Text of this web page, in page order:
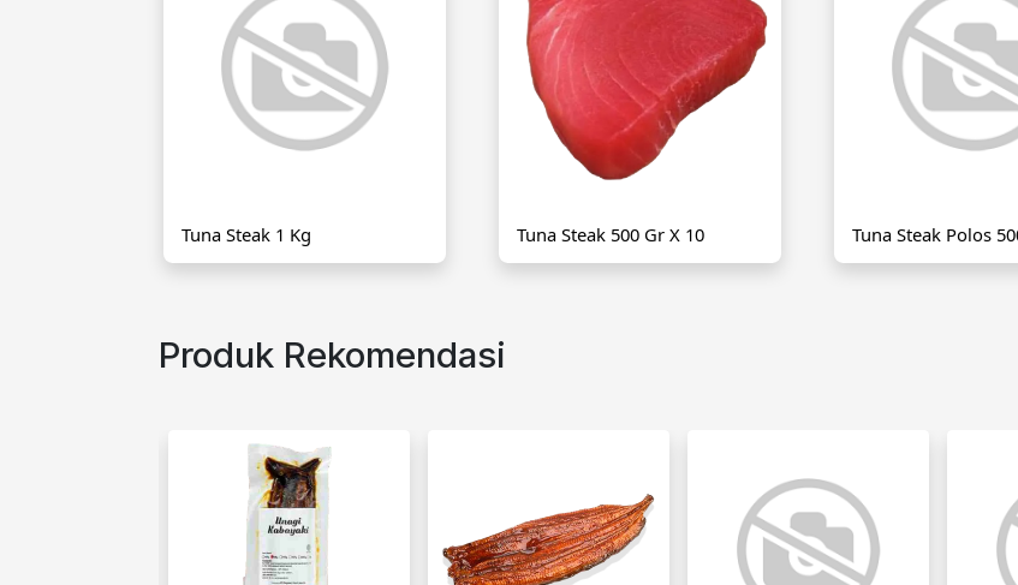
Tuna Steak 1 Kg Tuna Steak 500 Gr X 10 Tuna Steak Polos
Produk Rekomendasi